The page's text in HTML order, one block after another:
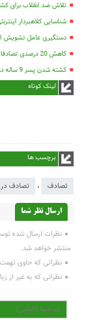
تلاش ضد انقلاب برای
شناسایی کلاهبردار اینترنتی و استرداد ۵۰
دستگیری عامل تشویش
کاهش 20 درصدی تصادفات در نجف آباد
کشته شدن پسر 9 ساله در جاده علویجه
لینک کوتاه
برچسب ها
تصادف ، تصادف
ارسال نظر شما
نظرات ارسال شده
منتشر خواهد شد.
نظراتی که حاوی تهمت
نظراتی که به غیر از